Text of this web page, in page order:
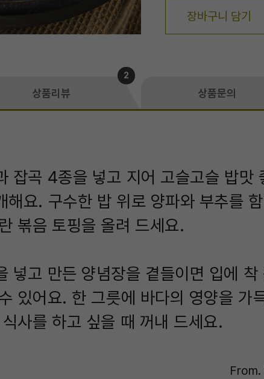
장바구니 담기
상품리뷰
2
상품문의
잡곡 4종을 넣고 지어 고슬고슬 밥맛
해요. 구수한 밥 위로 양파와 부추를
볶음 토핑을 올려 드세요.
넣고 만든 양념장을 곁들이면 입에 착
있어요. 한 그릇에 바다의 영양을 가
사를 하고 싶을 때 꺼내 드세요.
From.